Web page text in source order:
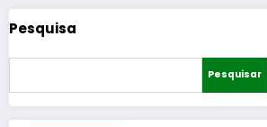
Pesquisa
Pesquisar